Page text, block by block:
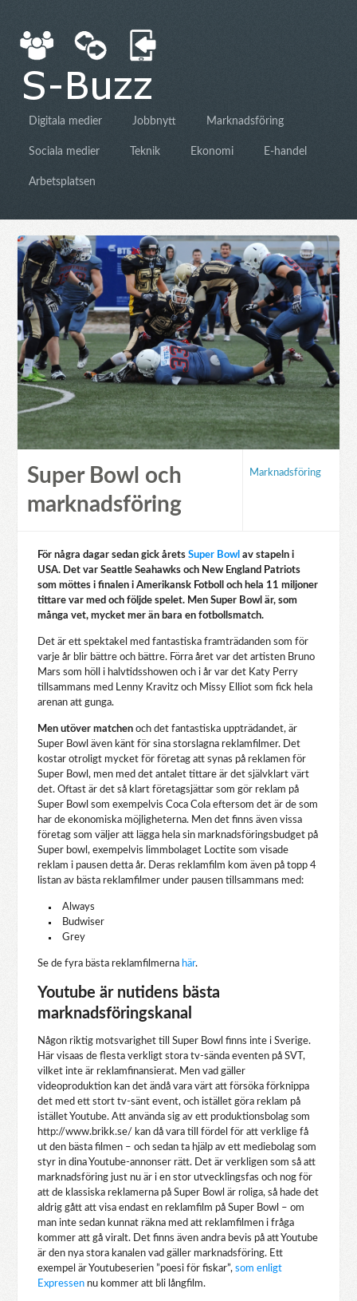
Digitala medier Jobbnytt Marknadsföring
Sociala medier Teknik Ekonomi E-handel
Arbetsplatsen
Super Bowl och
marknadsföring
Marknadsföring
För några dagar sedan gick åretsSuper Bowl av stapeln i
USA. Det var Seattle Seahawks och New England Patriots
som möttes i finalen i Amerikansk Fotboll och hela 11 miljoner
tittare var med och följde spelet. Men Super Bowl är, som
många vet, mycket mer än bara en fotbollsmatch.
Det är ett spektakel med fantastiska framträdanden som för
varje år blir bättre och bättre. Förra året var det artisten Bruno
Mars som höll i halvtidsshowen och i år var det Katy Perry
tillsammans med Lenny Kravitz och Missy Elliot som fick hela
arenan att gunga.
Men utöver matchen och det fantastiska uppträdandet, är
Super Bowl även känt för sina storslagna reklamfilmer. Det
kostar otroligt mycket för företag att synas på reklamen för
Super Bowl, men med det antalet tittare är det självklart värt
det. Oftast är det så klart företagsjättar som gör reklam på
Super Bowl som exempelvis Coca Cola eftersom det är de som
har de ekonomiska möjligheterna. Men det finns även vissa
företag som väljer att lägga hela sin marknadsföringsbudget på
Super bowl, exempelvis limmbolaget Loctite som visade
reklam i pausen detta år. Deras reklamfilm kom även på topp 4
listan av bästa reklamfilmer under pausen tillsammans med:
Always
Budwiser
Grey
Se de fyra bästa reklamfilmerna här.
Youtube är nutidens bästa
marknadsföringskanal
Någon riktig motsvarighet till Super Bowl finns inte i Sverige.
Här visaas de flesta verkligt stora tv-sända eventen på SVT,
vilket inte är reklamfinansierat. Men vad gäller
videoproduktion kan det ändå vara värt att försöka förknippa
det med ett stort tv-sänt event, och istället göra reklam på
istället Youtube. Att använda sig av ett produktionsbolag som
http://www.brikk.se/ kan då vara till fördel för att verklige få
ut den bästa filmen – och sedan ta hjälp av ett mediebolag som
styr in dina Youtube-annonser rätt. Det är verkligen som så att
marknadsföring just nu är i en stor utvecklingsfas och nog för
att de klassiska reklamerna på Super Bowl är roliga, så hade det
aldrig gått att visa endast en reklamfilm på Super Bowl – om
man inte sedan kunnat räkna med att reklamfilmen i fråga
kommer att gå viralt. Det finns även andra bevis på att Youtube
är den nya stora kanalen vad gäller marknadsföring. Ett
exempel är Youtubeserien ”poesi för fiskar”,som enligt
Expressen nu kommer att bli långfilm.